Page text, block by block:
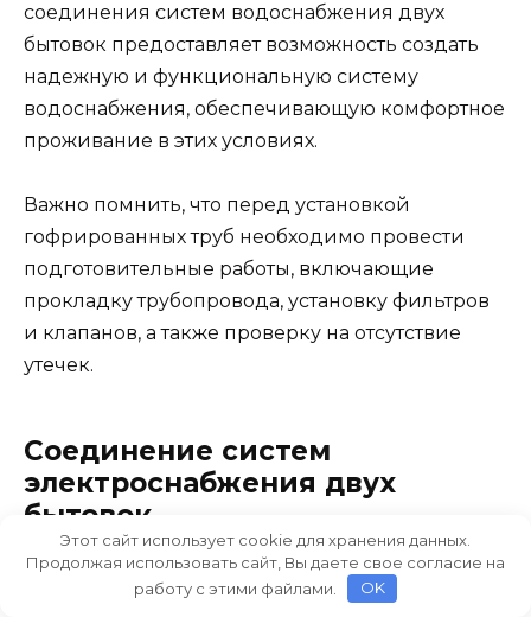
соединения систем водоснабжения двух
бытовок предоставляет возможность создать
надежную и функциональную систему
водоснабжения, обеспечивающую комфортное
проживание в этих условиях.
Важно помнить, что перед установкой
гофрированных труб необходимо провести
подготовительные работы, включающие
прокладку трубопровода, установку фильтров
и клапанов, а также проверку на отсутствие
утечек.
Соединение систем
электроснабжения двух
бытовок
1. Подключение к основной
Этот сайт использует cookie для хранения данных.
Продолжая использовать сайт, Вы даете свое согласие на
работу с этими файлами.
OK